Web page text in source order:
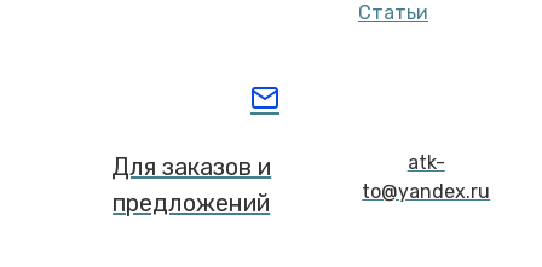
Статьи
Для заказов и
предложений
atk-
to@yandex.ru